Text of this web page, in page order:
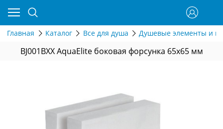
Главная Каталог Все для душа Душевые элементы и
BJ001BXX AquaElite боковая форсунка 65x65 мм